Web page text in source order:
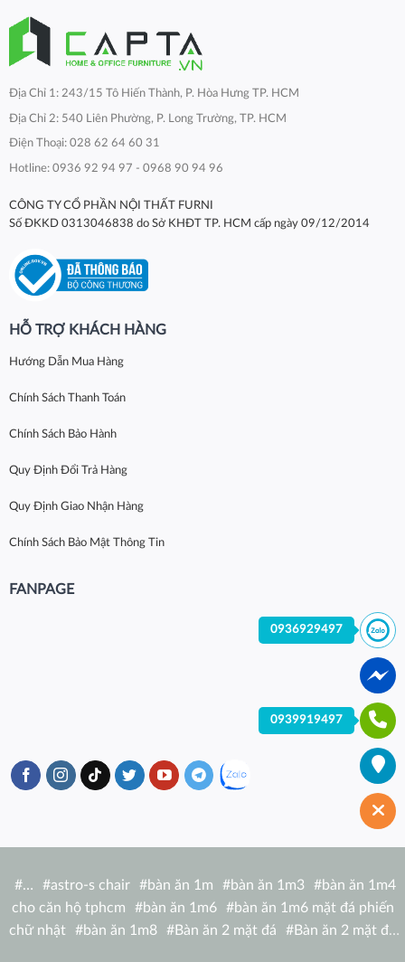
Địa Chỉ 1: 243/15 Tô Hiến Thành, P. Hòa Hưng TP. HCM
Địa Chỉ 2: 540 Liên Phường, P. Long Trường, TP. HCM
Điện Thoại: 028 62 64 60 31
Hotline: 0936 92 94 97 - 0968 90 94 96
CÔNG TY CỔ PHẦN NỘI THẤT FURNI
Số ĐKKD 0313046838 do Sở KHĐT TP. HCM cấp ngày 09/12/2014
HỖ TRỢ KHÁCH HÀNG
Hướng Dẫn Mua Hàng
Chính Sách Thanh Toán
Chính Sách Bảo Hành
Quy Định Đổi Trả Hàng
Quy Định Giao Nhận Hàng
Chính Sách Bảo Mật Thông Tin
FANPAGE
#… #astro-s chair #bàn ăn 1m #bàn ăn 1m3 #bàn ăn 1m4
cho căn hộ tphcm
#bàn ăn 1m6 #bàn ăn 1m6 mặt đá phiến
chữ nhật
#bàn ăn 1m8 #Bàn ăn 2 mặt đá #Bàn ăn 2 mặt đá
0936929497
0939919497